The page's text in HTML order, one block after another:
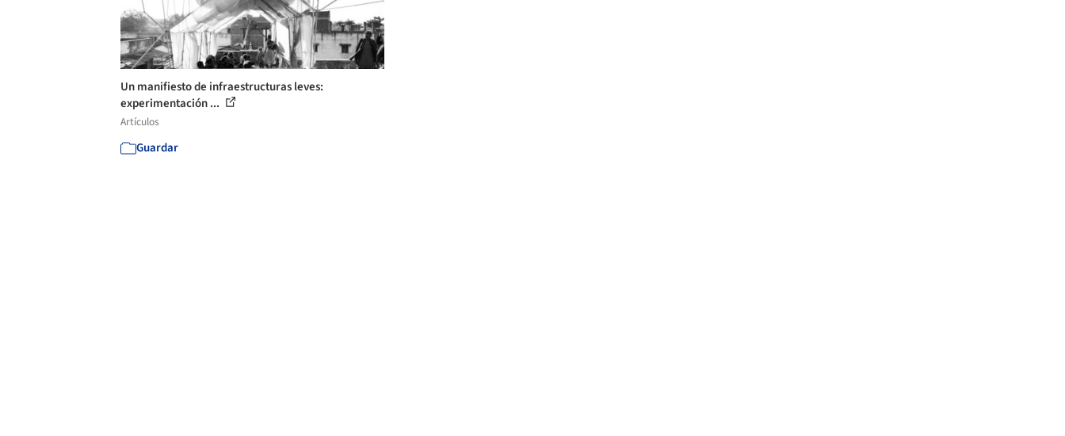
Un manifiesto de infraestructuras leves:
experimentación ...
Artículos
Guardar